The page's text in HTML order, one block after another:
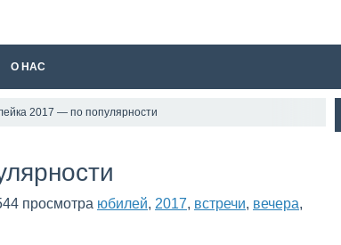
О НАС
2017 — по популярности
просмотра юбилей, 2017, встречи, вечера,